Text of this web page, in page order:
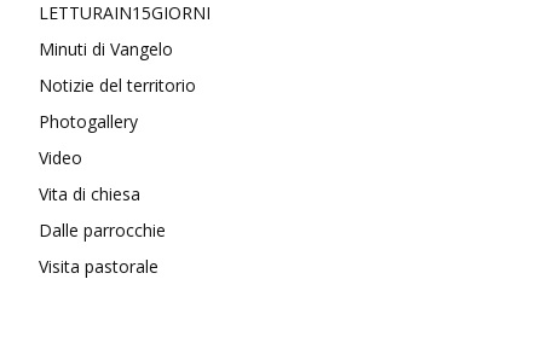
LETTURAIN15GIORNI
Minuti di Vangelo
Notizie del territorio
Photogallery
Video
Vita di chiesa
Dalle parrocchie
Visita pastorale